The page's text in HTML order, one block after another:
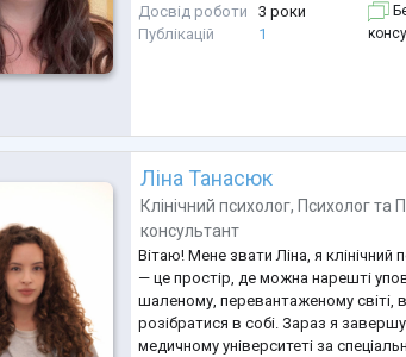
Досвід роботи
3 роки
Публікацій
1
Ліна Танасюк
Клінічний психолог, Психологта
консультант
Вітаю! Мене звати Ліна, я клінічний
— це простір, де можна нарешті
шаленому, перевантаженому світі,
розібратися в собі. Зараз я
медичному університеті за